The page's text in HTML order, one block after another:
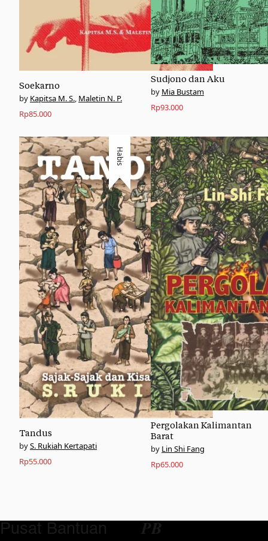
Soekarno
Kapitsa M. S., Maletin N. P.
Rp85.000
Sudjono dan Aku
Mia Bustam
Rp93.000
Habis
Tandus
S. Rukiah Kertapati
Rp55.000
Pergolakan Kalimantan
Barat
Lin Shi Fang
Rp65.000
Pusat Bantuan 𝑷𝑩